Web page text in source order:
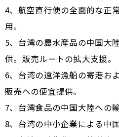
4、航空直行便の全面的な正
用。
5、台湾の農水産品の中国大
供。販売ルートの拡大支援。
6、台湾の遠洋漁船の寄港お
販売への便宜提供。
7、台湾食品の中国大陸への
8、台湾の中小企業による中